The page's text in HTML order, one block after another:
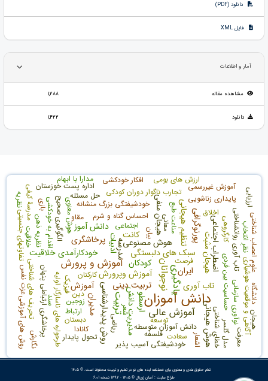
دانلود (PDF)
فایل XML
آمار و اطلاعات
مشاهده مقاله 1,288
دانلود 1,422
دانش آموزان
یادگیرینوجوانان
آموزش عالی
آموزش و پرورش
تربیت
سبک های دلبستگی مدرسه
تربیت دینی
مدیریت دانش
آموزش وپرورش
هوش مصنوعی
آموزش
ادبیات کانت
روش پدیدارشناسی
ایران
ارسطو
تاب آوری
هوش هیجانی مدیران
خودکارآمدی خلاقیت هیجان مثبت
هیجان منفی
پرخاشگری
کودکان
تنظیم هیجانی اضطراب اجتماعی پورنوگرافی دانش آموز
طرحواره های ناسازگار اولیهپرخاشگری ارتباطی پنهان
احساس گناه و شرم
زوجین
تجارب ناگوار دوران کودکی
خودشیفتگی آسیب پذیر
خودشیفتگی بزرگ منشانه
حساسیت بین فردی تحریف های شناختی
تاب آوری روانشناختی
پایداری زناشویی هوش معنوی
آگاهی و موقعیت هوشیاری دانش آموزان متوسطه
عزت نفس
مناعت طبع کارگروهی الگوگیری صحیح
آموزش غیررسمی
نوآوری سازمانی
کارکنان
اداره پست خوزستان
افکار خودکشی
اقدام به خودکشی
ارزش های بومی
تحول پایدار
مقاو نظریه ذهن تفاوتهای جنسیتی
خطای شناختی
علوم اعصاب شناختینظرِ انتخاب
مدرسۀ کیفی
مدل گلسر روش های آموزشی
اجتماعی
دبستان
ارزیابی بازی
شعر
فیزیک
ریاضی
اشعار
ارتباط
دین
معرفت نگارش
خلاقیت
فرصت
معانی
بیان
نظریه
اخلاق
فلسفه
دانشگاه سند
سعادت
حل مسئله
کانادا
مدارا با ابهام
توسعه هیجان
تمام حقوق مادی و معنوی برای فصلنامه ایده های نو در تعلیم و تربیت محفوظ است. © ۱۴۰۵
طراح سایت :آسان ژورنال © ۱۴۰۵ - 1392 نسخه 6.01